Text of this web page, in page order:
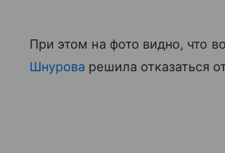
При этом на фото видно, что
Шнурова решила отказаться